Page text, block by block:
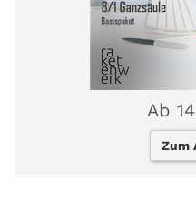
Ab
Zum